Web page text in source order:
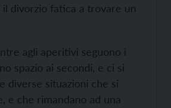
il divorzio fatica a trovare un
agli aperitivi seguono i
spazio ai secondi, e ci si
diverse situazioni che si
e che rimandano ad una